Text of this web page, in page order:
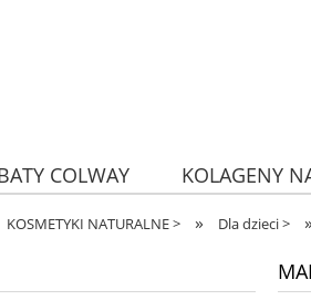
COLWAY KOLAGENY
ŻYWNOŚĆ
KOSMETYKI NATURALNE > » Dla dzieci > »